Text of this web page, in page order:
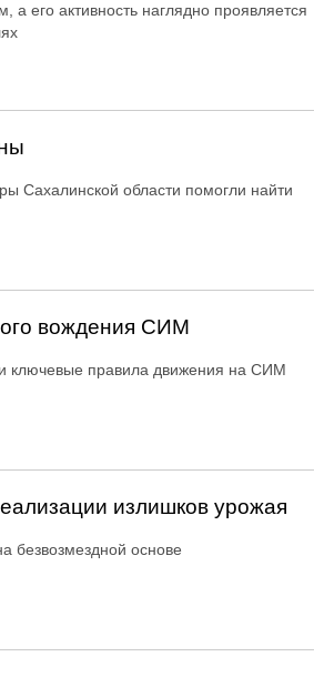
а его активность наглядно проявляется
Сахалинской области помогли найти
вождения СИМ
ключевые правила движения на СИМ
излишков урожая
безвозмездной основе